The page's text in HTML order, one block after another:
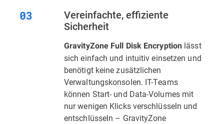
Vereinfachte, effiziente
Sicherheit
GravityZone Full Disk Encryption lässt
sich einfach und intuitiv einsetzen und
benötigt keine zusätzlichen
Verwaltungskonsolen. IT-Teams
können Start- und Data-Volumes mit
nur wenigen Klicks verschlüsseln und
entschlüsseln – GravityZone